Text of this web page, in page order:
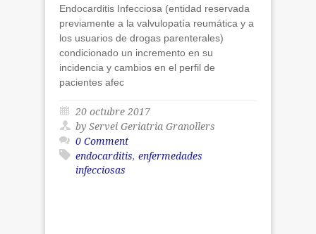
Endocarditis Infecciosa (entidad reservada
previamente a la valvulopatía reumática y a
los usuarios de drogas parenterales)
condicionado un incremento en su
incidencia y cambios en el perfil de
pacientes afec
20 octubre 2017
by Servei Geriatria Granollers
0 Comment
endocarditis, enfermedades
infecciosas